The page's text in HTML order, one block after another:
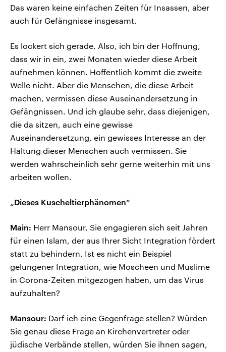
Das waren keine einfachen Zeiten für Insassen, aber
auch für Gefängnisse insgesamt.
Es lockert sich gerade. Also, ich bin der Hoffnung,
dass wir in ein, zwei Monaten wieder diese Arbeit
aufnehmen können. Hoffentlich kommt die zweite
Welle nicht. Aber die Menschen, die diese Arbeit
machen, vermissen diese Auseinandersetzung in
Gefängnissen. Und ich glaube sehr, dass diejenigen,
die da sitzen, auch eine gewisse
Auseinandersetzung, ein gewisses Interesse an der
Haltung dieser Menschen auch vermissen. Sie
werden wahrscheinlich sehr gerne weiterhin mit uns
arbeiten wollen.
„Dieses Kuscheltierphänomen“
Main: Herr Mansour, Sie engagieren sich seit Jahren
für einen Islam, der aus Ihrer Sicht Integration fördert
statt zu behindern. Ist es nicht ein Beispiel
gelungener Integration, wie Moscheen und Muslime
in Corona-Zeiten mitgezogen haben, um das Virus
aufzuhalten?
Mansour: Darf ich eine Gegenfrage stellen? Würden
Sie genau diese Frage an Kirchenvertreter oder
jüdische Verbände stellen, würden Sie ihnen sagen,